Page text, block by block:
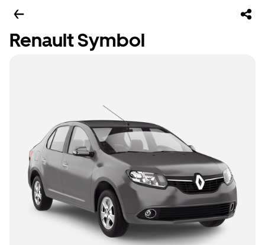
Renault Symbol